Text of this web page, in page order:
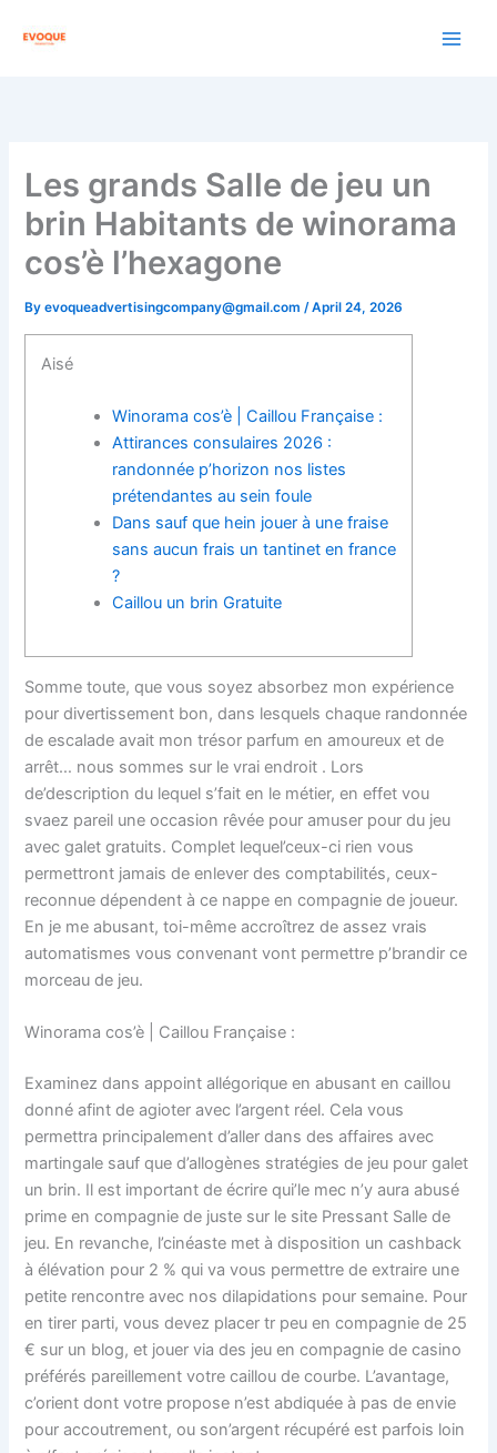
Les grands Salle de jeu un
brin Habitants de winorama
cos’è l’hexagone
Byevoqueadvertisingcompany@gmail.com/April 24, 2026
Aisé
Winorama cos’è | Caillou Française :
Attirances consulaires 2026 :
randonnée p’horizon nos listes
prétendantes au sein foule
Dans sauf que hein jouer à une fraise
sans aucun frais un tantinet en france
?
Caillou un brin Gratuite
Somme toute, que vous soyez absorbez mon expérience
pour divertissement bon, dans lesquels chaque randonnée
de escalade avait mon trésor parfum en amoureux et de
arrêt… nous sommes sur le vrai endroit . Lors
de’description du lequel s’fait en le métier, en effet vou
svaez pareil une occasion rêvée pour amuser pour du jeu
avec galet gratuits. Complet lequel’ceux-ci rien vous
permettront jamais de enlever des comptabilités, ceux-
reconnue dépendent à ce nappe en compagnie de joueur.
En je me abusant, toi-même accroîtrez de assez vrais
automatismes vous convenant vont permettre p’brandir ce
morceau de jeu.
Winorama cos’è | Caillou Française :
Examinez dans appoint allégorique en abusant en caillou
donné afint de agioter avec l’argent réel. Cela vous
permettra principalement d’aller dans des affaires avec
martingale sauf que d’allogènes stratégies de jeu pour galet
un brin. Il est important de écrire qui’le mec n’y aura abusé
prime en compagnie de juste sur le site Pressant Salle de
jeu. En revanche, l’cinéaste met à disposition un cashback
à élévation pour 2 % qui va vous permettre de extraire une
petite rencontre avec nos dilapidations pour semaine. Pour
en tirer parti, vous devez placer tr peu en compagnie de 25
€ sur un blog, et jouer via des jeu en compagnie de casino
préférés pareillement votre caillou de courbe. L’avantage,
c’orient dont votre propose n’est abdiquée à pas de envie
pour accoutrement, ou son’argent récupéré est parfois loin